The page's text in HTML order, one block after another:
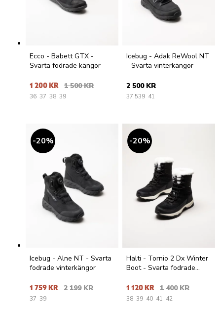
Ecco - Babett GTX -
Svarta fodrade kängor
1 200 KR 1 500 KR
36 37 38 39
Icebug - Adak ReWool NT
- Svarta vinterkängor
2 500 KR
37.539 41
20%
Icebug - Alne NT - Svarta
fodrade vinterkängor
1 759 KR 2 199 KR
37 39
20%
Halti - Tornio 2 Dx Winter
Boot - Svarta fodrade
1 120 KR 1 400 KR
38 39 40 41 42